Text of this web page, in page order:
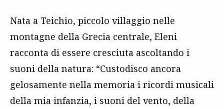
Nata a Teichio, piccolo villaggio nelle
montagne della Grecia centrale, Eleni
racconta di essere cresciuta ascoltando i
suoni della natura: “Custodisco ancora
gelosamente nella memoria i ricordi musicali
della mia infanzia, i suoni del vento, della